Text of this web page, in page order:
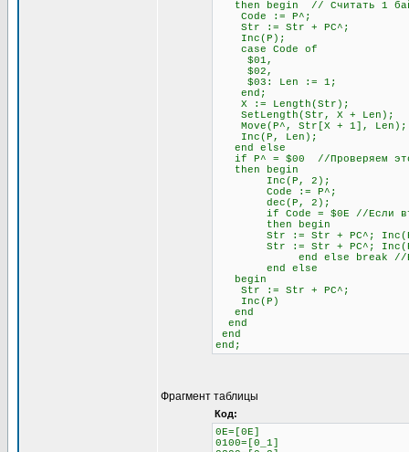
then begin // Считать 1
Code := P^;
Str := Str + PC^;
Inc(P);
case Code of
$01,
$02,
$03: Len := 1;
end;
X := Length(Str);
SetLength(Str, X + Len);
Move(P^, Str[X + 1], Len);
Inc(P, Len);
end else
if P^ = $00 //Проверяем
then begin
Inc(P, 2);
Code := P^;
dec(P, 2);
if Code = $0E //Если второй
then begin
Str := Str + PC^;
Str := Str + PC^;
end else break //Если
end else
begin
Str := Str + PC^;
Inc(P)
end
end
end
end;
Фрагмент таблицы
Код:
0E=[0E]
0100=[0_1]